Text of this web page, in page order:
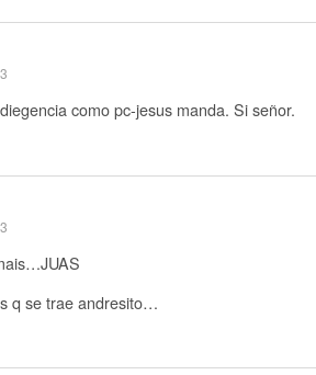
como pc-jesus manda. Si señor.
q se trae andresito…